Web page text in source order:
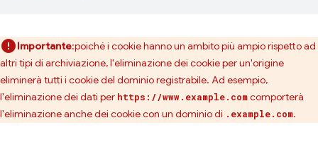
Importante:poiché i cookie hanno un ambito più ampio rispetto ad
altri tipi di archiviazione, l'eliminazione dei cookie per un'origine
eliminerà tutti i cookie del dominio registrabile. Ad esempio,
l'eliminazione dei dati per https://www.example.comcomporterà
l'eliminazione anche dei cookie con un dominio di .example.com.